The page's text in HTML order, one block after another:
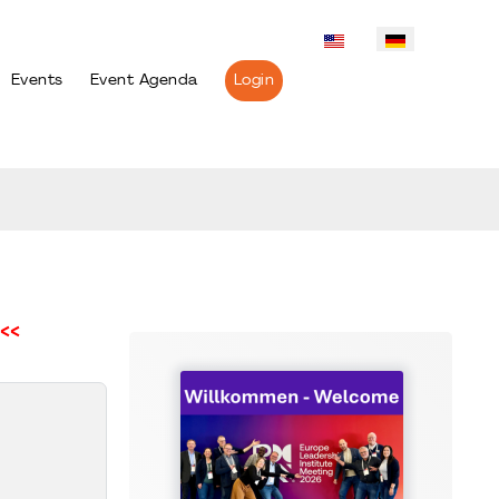
Events Event Agenda Login